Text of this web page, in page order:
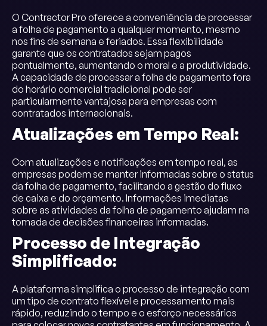
O Contractor Pro oferece a conveniência de processar
a folha de pagamento a qualquer momento, mesmo
nos fins de semana e feriados. Essa flexibilidade
garante que os contratados sejam pagos
pontualmente, aumentando o moral e a produtividade.
A capacidade de processar a folha de pagamento fora
do horário comercial tradicional pode ser
particularmente vantajosa para empresas com
contratados internacionais.
Atualizações em Tempo Real:
Com atualizações e notificações em tempo real, as
empresas podem se manter informadas sobre o status
da folha de pagamento, facilitando a gestão do fluxo
de caixa e do orçamento. Informações imediatas
sobre as atividades da folha de pagamento ajudam na
tomada de decisões financeiras informadas.
Processo de Integração
Simplificado:
A plataforma simplifica o processo de integração com
um tipo de contrato flexível e processamento mais
rápido, reduzindo o tempo e o esforço necessários